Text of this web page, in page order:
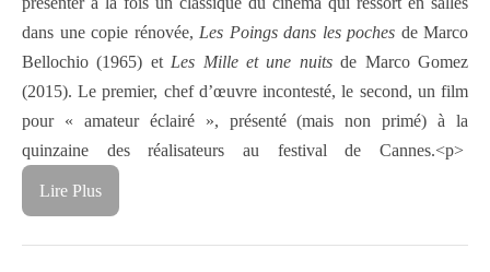
dans une copie rénovée, Les Poings dans les poches de Marco
Bellochio (1965) etLes Mille et une nuitsde Marco Gomez
(2015). Le premier, chef d’œuvre incontesté, le second, un film
pour « amateur éclairé », présenté (mais non primé) à la
quinzaine des réalisateurs au festival de Cannes.<p>
Lire Plus